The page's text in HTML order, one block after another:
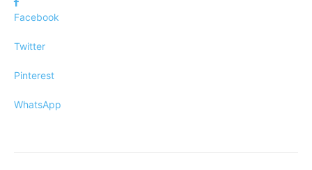
Facebook
Twitter
Pinterest
WhatsApp